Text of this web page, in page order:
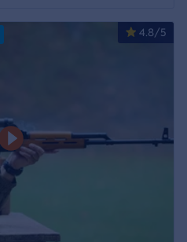
4.8/5